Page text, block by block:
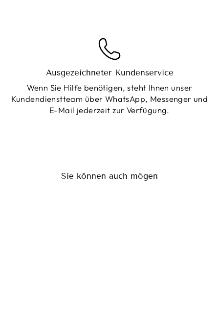
Ausgezeichneter Kundenservice
Wenn Sie Hilfe benötigen, steht Ihnen unser
Kundendienstteam über WhatsApp, Messenger und
E-Mail jederzeit zur Verfügung.
Sie können auch mögen